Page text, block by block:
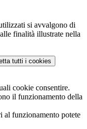
si avvalgono di
finalità illustrate nella
tutti i cookies
cookie consentire.
il funzionamento della
al funzionamento potete